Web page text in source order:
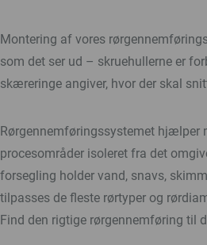
Montering af vores
som det ser ud – skruehullerne er
skæreringe angiver, hvor der skal
Rørgennemføringssystemet hjælper
procesområder isoleret fra det
forsegling holder vand, snavs,
tilpasses de fleste rørtyper og
Find den rigtige rørgennemføring til